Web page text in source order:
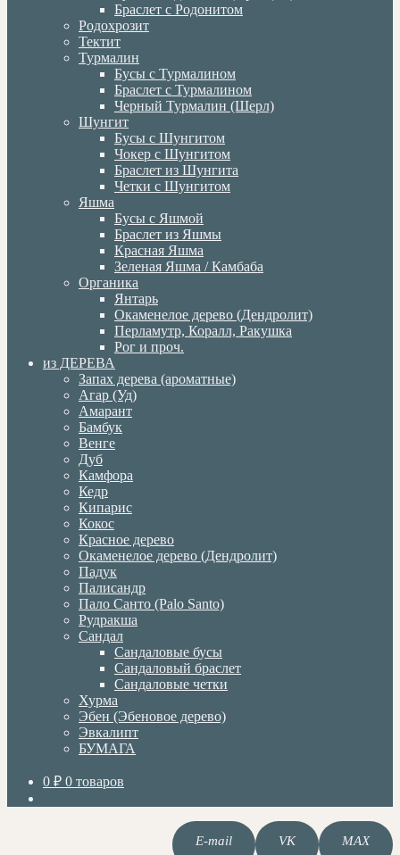
Браслет с Родонитом
Родохрозит
Тектит
Турмалин
Бусы с Турмалином
Браслет с Турмалином
Черный Турмалин (Шерл)
Шунгит
Бусы с Шунгитом
Чокер с Шунгитом
Браслет из Шунгита
Четки с Шунгитом
Яшма
Бусы с Яшмой
Браслет из Яшмы
Красная Яшма
Зеленая Яшма / Камбаба
Органика
Янтарь
Окаменелое дерево (Дендролит)
Перламутр, Коралл, Ракушка
Рог и проч.
из ДЕРЕВА
Запах дерева (ароматные)
Агар (Уд)
Амарант
Бамбук
Венге
Дуб
Камфора
Кедр
Кипарис
Кокос
Красное дерево
Окаменелое дерево (Дендролит)
Падук
Палисандр
Пало Санто (Palo Santo)
Рудракша
Сандал
Сандаловые бусы
Сандаловый браслет
Сандаловые четки
Хурма
Эбен (Эбеновое дерево)
Эвкалипт
БУМАГА
0 ₽ 0 товаров
E-mail VK MAX